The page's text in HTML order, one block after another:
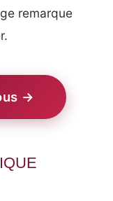
remarque
→